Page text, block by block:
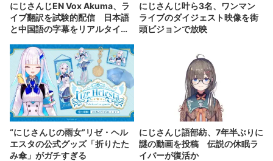
にじさんじEN Vox Akuma、ラ
イブ翻訳を試験的配信 日本語
と中国語の字幕をリアルタイム
にじさんじ叶ら3名、ワンマン
ライブのダイジェスト映像を街
頭ビジョンで放映
“にじさんじの雨女”リゼ・ヘル
エスタの公式グッズ「折りたた
み傘」がガチすぎる
にじさんじ語部紡、7年半ぶりに
謎の動画を投稿 伝説の休眠ラ
イバーが復活か